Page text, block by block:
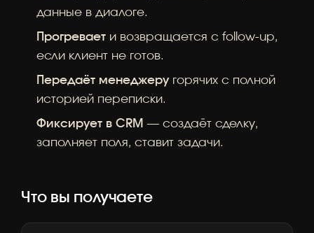
данные в диалоге.
Прогревает и возвращается с follow-up,
если клиент не готов.
Передаёт менеджеругорячих с полной
историей переписки.
Фиксирует в CRM — создаёт сделку,
заполняет поля, ставит задачи.
Что вы получаете